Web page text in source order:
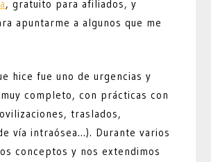
, gratuito para afiliados, y
apuntarme a algunos que me
hice fue uno de urgencias y
completo, con prácticas con
traslados,
vía intraósea…). Durante varios
conceptos y nos extendimos